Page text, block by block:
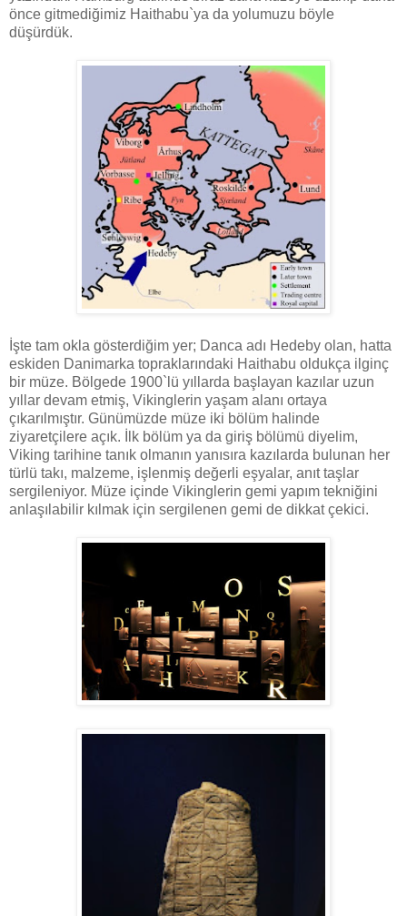
önce gitmediğimiz Haithabu`ya da yolumuzu böyle
düşürdük.
İşte tam okla gösterdiğim yer; Danca adı Hedeby olan, hatta
eskiden Danimarka topraklarındaki Haithabu oldukça ilginç
bir müze. Bölgede 1900`lü yıllarda başlayan kazılar uzun
yıllar devam etmiş, Vikinglerin yaşam alanı ortaya
çıkarılmıştır. Günümüzde müze iki bölüm halinde
ziyaretçilere açık. İlk bölüm ya da giriş bölümü diyelim,
Viking tarihine tanık olmanın yanısıra kazılarda bulunan her
türlü takı, malzeme, işlenmiş değerli eşyalar, anıt taşlar
sergileniyor. Müze içinde Vikinglerin gemi yapım tekniğini
anlaşılabilir kılmak için sergilenen gemi de dikkat çekici.